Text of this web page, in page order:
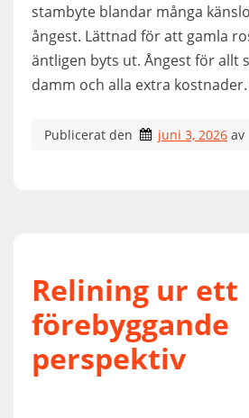
stambyte blandar många
ångest. Lättnad för att gamla
äntligen byts ut. Ångest för allt
damm och alla extra
Publicerat den juni 3, 2026 av
Relining ur ett
förebyggande
perspektiv